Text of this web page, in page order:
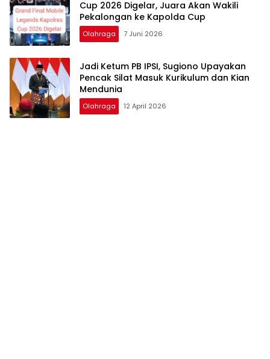
Cup 2026 Digelar, Juara Akan Wakili
Pekalongan ke Kapolda Cup
Olahraga 7 Juni 2026
Jadi Ketum PB IPSI, Sugiono Upayakan
Pencak Silat Masuk Kurikulum dan Kian
Mendunia
Olahraga 12 April 2026